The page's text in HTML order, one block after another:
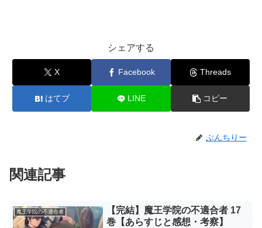
シェアする
X Facebook Threads
はてブ LINE コピー
ぶんちりー
関連記事
魔王学院の不適合者
【完結】魔王学院の不適合者 17
巻【あらすじと感想・考察】